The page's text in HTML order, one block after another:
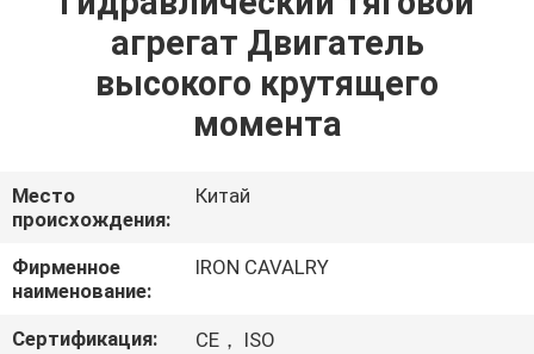
РОЛИКИ
ШОУ
О
КОМПАНИИ
агрегат Двигатель
высокого крутящего
момента
Место
происхождения:
Китай
Фирменное
наименование:
IRON CAVALRY
Сертификация: CE， ISO